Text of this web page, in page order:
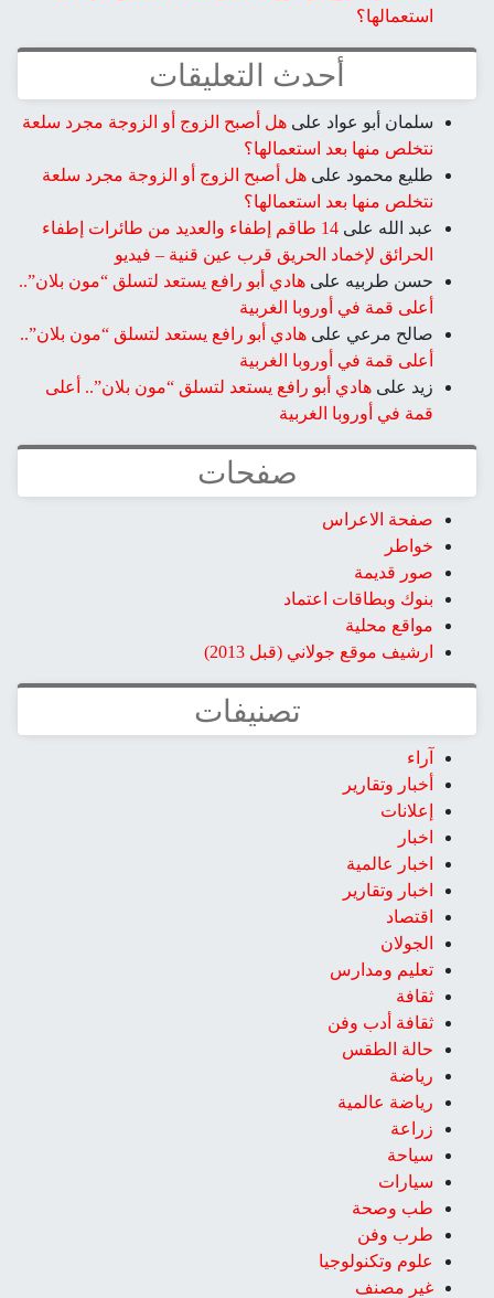
استعمالها؟
أحدث التعليقات
سلمان أبو عواد على هل أصبح الزوج أو الزوجة مجرد سلعة
نتخلص منها بعد استعمالها؟
طليع محمود على هل أصبح الزوج أو الزوجة مجرد سلعة
نتخلص منها بعد استعمالها؟
عبد الله على
14 طاقم إطفاء والعديد من طائرات إطفاء
الحرائق لإخماد الحريق قرب عين قنية – فيديو
حسن طربيه على هادي أبو رافع يستعد لتسلق “مون بلان”..
أعلى قمة في أوروبا الغربية
صالح مرعي على هادي أبو رافع يستعد لتسلق “مون بلان”..
أعلى قمة في أوروبا الغربية
زيد على هادي أبو رافع يستعد لتسلق “مون بلان”.. أعلى
قمة في أوروبا الغربية
صفحات
صفحة الاعراس
خواطر
صور قديمة
بنوك وبطاقات اعتماد
مواقع محلية
ارشيف موقع جولاني (قبل 2013)
تصنيفات
آراء
أخبار وتقارير
إعلانات
اخبار
اخبار عالمية
اخبار وتقارير
اقتصاد
الجولان
تعليم ومدارس
ثقافة
ثقافة أدب وفن
حالة الطقس
رياضة
رياضة عالمية
زراعة
سياحة
سيارات
طب وصحة
طرب وفن
علوم وتكنولوجيا
غير مصنف